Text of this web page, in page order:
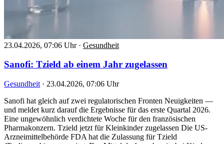
23.04.2026, 07:06 Uhr · Gesundheit
Sanofi: Tzield ab einem Jahr zugelassen
Gesundheit · 23.04.2026, 07:06 Uhr
Sanofi hat gleich auf zwei regulatorischen Fronten Neuigkeiten —
und meldet kurz darauf die Ergebnisse für das erste Quartal 2026.
Eine ungewöhnlich verdichtete Woche für den französischen
Pharmakonzern. Tzield jetzt für Kleinkinder zugelassen Die US-
Arzneimittelbehörde FDA hat die Zulassung für Tzield